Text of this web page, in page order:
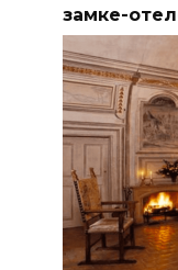
замке-